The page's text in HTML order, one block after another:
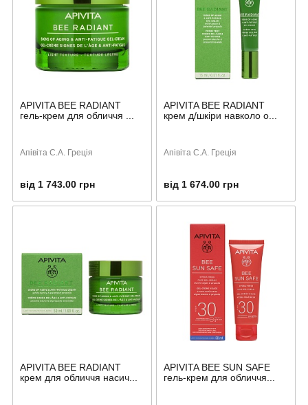
APIVITA BEE RADIANT
гель-крем для обличчя ...
Апівіта С.А. Греція
від 1 743.00 грн
APIVITA BEE RADIANT
крем д/шкіри навколо о...
Апівіта С.А. Греція
від 1 674.00 грн
APIVITA BEE RADIANT
крем для обличчя насич...
APIVITA BEE SUN SAFE
гель-крем для обличчя...